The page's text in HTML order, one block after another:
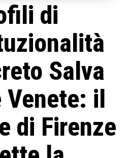
di
Salva
il
di Firenze